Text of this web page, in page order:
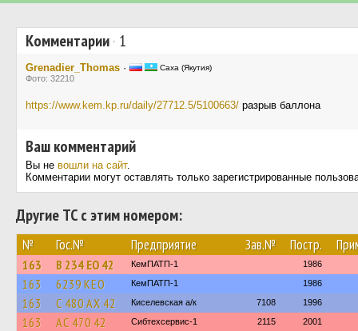
Комментарии· 1
Grenadier_Thomas · Саха (Якутия)
Фото: 32210
https://www.kem.kp.ru/daily/27712.5/5100663/ разрыв баллона
Ваш комментарий
Вы не вошли на сайт.
Комментарии могут оставлять только зарегистрированные
Другие ТС с этим номером:
№ Гос.№ Предприятие Зав.№ Постр.
163 В 234 ЕО 42 КемПАТП-1 1986
163 6239 КЕО КемПАТП-1 1986
163 С 480 АХ 42 Киселевская а/к 7108 1996
163 АС 470 42 Сибтехсервис-1 2115 2001